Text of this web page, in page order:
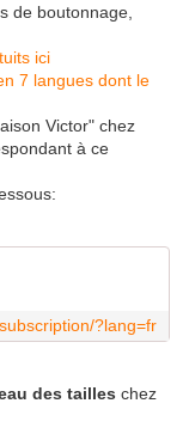
de boutonnage,
ici
7 langues dont le
Victor" chez
à ce
?lang=fr
des tailles chez